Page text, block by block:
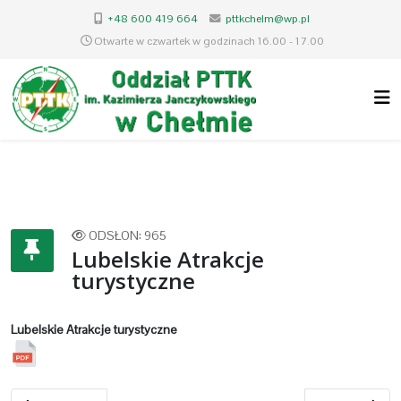
+48 600 419 664
pttkchelm@wp.pl
Otwarte w czwartek w godzinach 16.00 - 17.00
ODSŁON: 965
Lubelskie Atrakcje
turystyczne
Lubelskie Atrakcje turystyczne